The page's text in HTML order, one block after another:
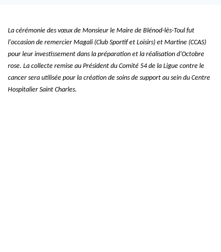
La cérémonie des vœux de Monsieur le Maire de Blénod-lès-Toul fut
l'occasion de remercier Magali (Club Sportif et Loisirs) et Martine (CCAS)
pour leur investissement dans la préparation et la réalisation d'Octobre
rose. La collecte remise au Président du Comité 54 de la Ligue contre le
cancer sera utilisée pour la création de soins de support au sein du Centre
Hospitalier Saint Charles.